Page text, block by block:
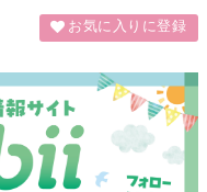
お気に入りに登録